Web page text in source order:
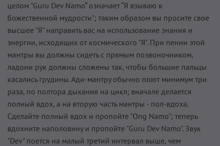
целом "Guru Dev Namo“ означает “Я взываю к
божественной мудрости"; таким образом вы просите свое
высшее "Я" направить вас на использование знания и
энергии, исходящих от космического "Я". При пении этой
мантры вы должны сидеть с прямым позвоночником,
ладони рук должны сложены так, чтобы большие пальцы
касались грудины. Ади-мантру обычно поют минимум три
раза, по полтора дыхания на цикл; вначале делается
полный вдох, а на вторую часть мантры - пол-вдоха.
Сделайте полный вдох и пропойте "Ong Namo"; теперь
вдохните наполовину и пропойте "Guru Dev Namo". Звук
"Dev" поется на малый третий интервал выше, чем